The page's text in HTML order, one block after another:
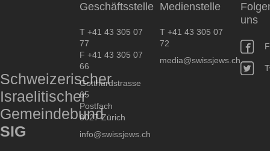
Schweizerischer
Israelitischer
Gemeindebund
SIG
Geschäftsstelle
T +41 43 305 07
77
F +41 43 305 07
66
Gotthardstrasse
65
Postfach
8027 Zürich
info@swissjews.ch
Medienstelle
T +41 43 305 07
72
media@swissjews.ch
uns